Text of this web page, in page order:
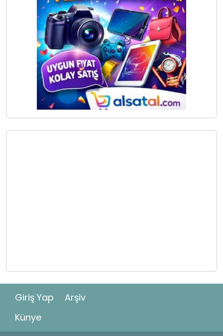
Giriş Yap
Arşiv
Künye